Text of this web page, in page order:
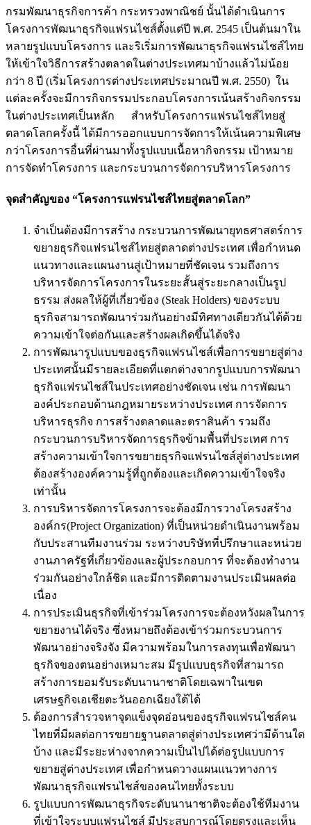
กรมพัฒนาธุรกิจการค้า กระทรวงพาณิชย์ นั้นได้ดำเนินการ
โครงการพัฒนาธุรกิจแฟรนไชส์ตั้งแต่ปี พ.ศ. 2545 เป็นต้นมาใน
หลายรูปแบบโครงการ และริเริ่มการพัฒนาธุรกิจแฟรนไชส์ไทย
ให้เข้าใจวิธีการสร้างตลาดในต่างประเทศมาบ้างแล้วไม่น้อย
กว่า 8 ปี (เริ่มโครงการต่างประเทศประมาณปี พ.ศ. 2550) ใน
แต่ละครั้งจะมีการกิจกรรมประกอบโครงการเน้นสร้างกิจกรรม
ในต่างประเทศเป็นหลัก สำหรับโครงการแฟรนไชส์ไทยสู่
ตลาดโลกครั้งนี้ ได้มีการออกแบบการจัดการให้เน้นความพิเศษ
กว่าโครงการอื่นที่ผ่านมาทั้งรูปแบบเนื้อหากิจกรรม เป้าหมาย
การจัดทำโครงการ และกระบวนการจัดการบริหารโครงการ
จุดสำคัญของ “โครงการแฟรนไชส์ไทยสู่ตลาดโลก”
จำเป็นต้องมีการสร้าง กระบวนการพัฒนายุทธศาสตร์การ
ขยายธุรกิจแฟรนไชส์ไทยสู่ตลาดต่างประเทศ เพื่อกำหนด
แนวทางและแผนงานสู่เป้าหมายที่ชัดเจน รวมถึงการ
บริหารจัดการโครงการในระยะสั้นสู่ระยะกลางเป็นรูป
ธรรม ส่งผลให้ผู้ที่เกี่ยวข้อง (Steak Holders) ของระบบ
ธุรกิจสามารถพัฒนาร่วมกันอย่างมีทิศทางเดียวกันได้ด้วย
ความเข้าใจต่อกันและสร้างผลเกิดขึ้นได้จริง
การพัฒนารูปแบบของธุรกิจแฟรนไชส์เพื่อการขยายสู่ต่าง
ประเทศนั้นมีรายละเอียดที่แตกต่างจากรูปแบบการพัฒนา
ธุรกิจแฟรนไชส์ในประเทศอย่างชัดเจน เช่น การพัฒนา
องค์ประกอบด้านกฎหมายระหว่างประเทศ การจัดการ
บริหารธุรกิจ การสร้างตลาดและตราสินค้า รวมถึง
กระบวนการบริหารจัดการธุรกิจข้ามพื้นที่ประเทศ การ
สร้างความเข้าใจการขยายธุรกิจแฟรนไชส์สู่ต่างประเทศ
ต้องสร้างองค์ความรู้ที่ถูกต้องและเกิดความเข้าใจจริง
เท่านั้น
การบริหารจัดการโครงการจะต้องมีการวางโครงสร้าง
องค์กร(Project Organization) ที่เป็นหน่วยดำเนินงานพร้อม
กับประสานทีมงานร่วม ระหว่างบริษัทที่ปรึกษาและหน่วย
งานภาครัฐที่เกี่ยวข้องและผู้ประกอบการ ที่จะต้องทำงาน
ร่วมกันอย่างใกล้ชิด และมีการติดตามงานประเมินผลต่อ
เนื่อง
การประเมินธุรกิจที่เข้าร่วมโครงการจะต้องหวังผลในการ
ขยายงานได้จริง ซึ่งหมายถึงต้องเข้าร่วมกระบวนการ
พัฒนาอย่างจริงจัง มีความพร้อมในการลงทุนเพื่อพัฒนา
ธุรกิจของตนอย่างเหมาะสม มีรูปแบบธุรกิจที่สามารถ
สร้างการยอมรับระดับนานาชาติโดยเฉพาในเขต
เศรษฐกิจเอเชียตะวันออกเฉียงใต้ได้
ต้องการสำรวจหาจุดแข็งจุดอ่อนของธุรกิจแฟรนไชส์คน
ไทยที่มีผลต่อการขยายฐานตลาดสู่ต่างประเทศว่ามีด้านใด
บ้าง และมีระยะห่างจากความเป็นไปได้ต่อรูปแบบการ
ขยายสู่ต่างประเทศ เพื่อกำหนดวางแผนแนวทางการ
พัฒนาธุรกิจแฟรนไชส์ของคนไทยทั้งระบบ
รูปแบบการพัฒนาธุรกิจระดับนานาชาติจะต้องใช้ทีมงาน
ที่เข้าใจระบบแฟรนไชส์ มีประสบการณ์โดยตรงและเห็น